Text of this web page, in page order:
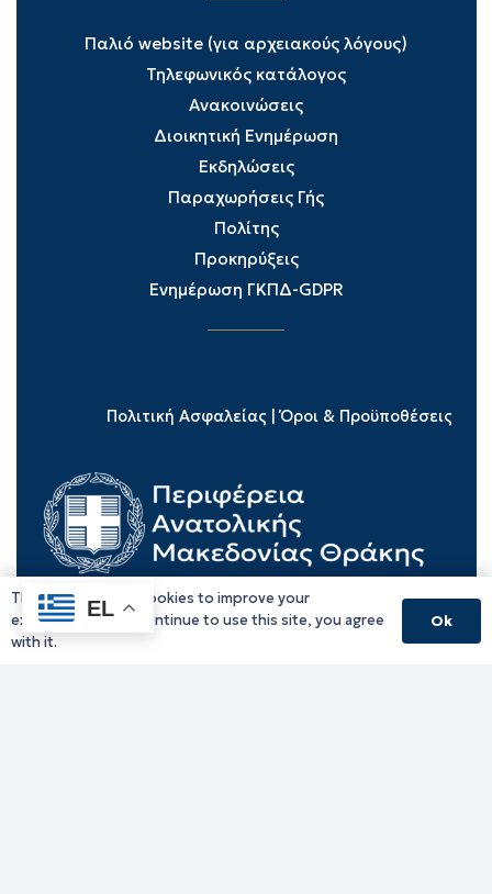
Παλιό website (για αρχειακούς λόγους)
Τηλεφωνικός κατάλογος
Ανακοινώσεις
Διοικητική Ενημέρωση
Εκδηλώσεις
Παραχωρήσεις Γής
Πολίτης
Προκηρύξεις
Ενημέρωση ΓΚΠΔ-GDPR
Πολιτική Ασφαλείας|Όροι & Προϋποθέσεις
EL
This website uses cookies to improve your
experience. If you continue to use this site, you agree
with it.
Ok